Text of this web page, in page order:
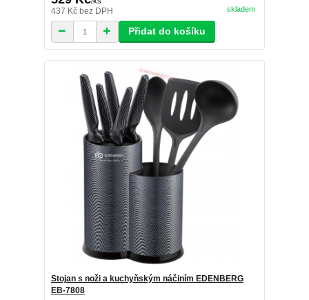
437 Kč bez DPH skladem
Přidat do košíku
Stojan s noži a kuchyňským náčiním EDENBERG
EB-7808